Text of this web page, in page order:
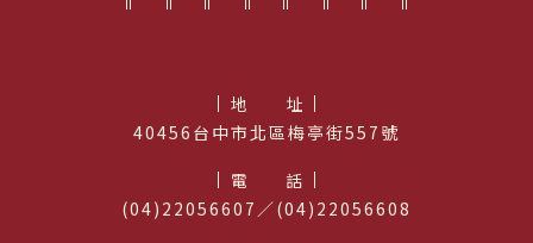
地址
40456台中市北區梅亭街557號
電話
(04)22056607／(04)22056608